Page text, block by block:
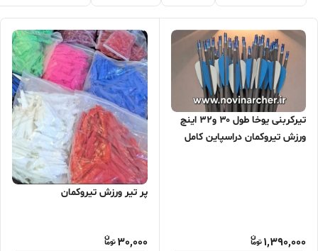
تیرکربنی یوخا طول ۳۰ و۳۲ اینچ
ورزش تیروکمان دراسپاین کامل
1,390,000
پر تیر ورزش تیروکمان
30,000